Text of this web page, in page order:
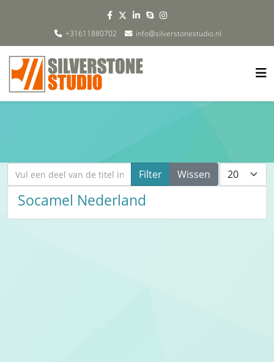
+31611880702 info@silverstonestudio.nl
Vul een deel van de titel in Filter Wissen Toon #
Socamel Nederland